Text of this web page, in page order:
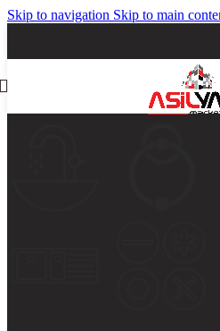
Skip to navigation Skip to main